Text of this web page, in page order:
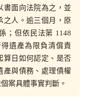
書面向法院為之，並
之人。逾三個月，原
；但依民法第 1148
遺產為限負清償責
算日如何認定、是否
產與債務、處理債權
案具體事實判斷。